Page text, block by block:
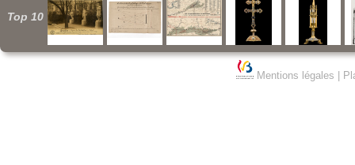
Top 10
Mentions légales